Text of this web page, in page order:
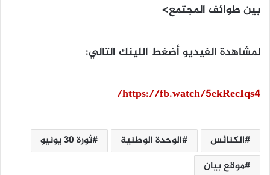
بين طوائف المجتمع>
لمشاهدة الفيديو أضغط اللينك التالي:
https://fb.watch/5ekRecIqs4/
الكنائس الوحدة الوطنية
ثورة 30 يونيو
موقع بيان